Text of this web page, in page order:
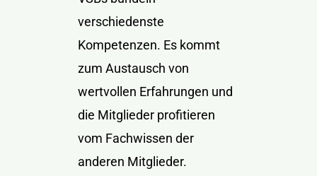
verschiedenste
Kompetenzen. Es kommt
zum Austausch von
wertvollen Erfahrungen und
die Mitglieder profitieren
vom Fachwissen der
anderen Mitglieder.